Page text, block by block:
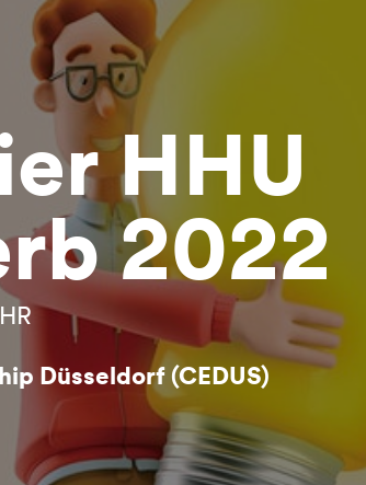
HHU
2022
Düsseldorf (CEDUS)